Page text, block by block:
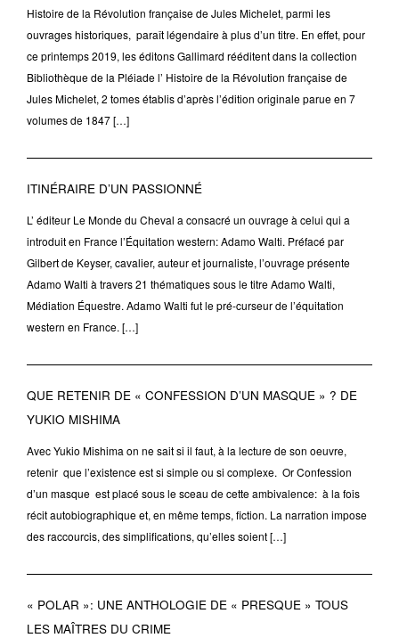
Histoire de la Révolution française de Jules Michelet, parmi les
ouvrages historiques, paraît légendaire à plus d’un titre. En effet, pour
ce printemps 2019, les éditons Gallimard rééditent dans la collection
Bibliothèque de la Pléiade l’ Histoire de la Révolution française de
Jules Michelet, 2 tomes établis d’après l’édition originale parue en 7
volumes de 1847 […]
ITINÉRAIRE D’UN PASSIONNÉ
L’ éditeur Le Monde du Cheval a consacré un ouvrage à celui qui a
introduit en France l’Équitation western: Adamo Walti. Préfacé par
Gilbert de Keyser, cavalier, auteur et journaliste, l’ouvrage présente
Adamo Walti à travers 21 thématiques sous le titre Adamo Walti,
Médiation Équestre. Adamo Walti fut le pré-curseur de l’équitation
western en France. […]
QUE RETENIR DE « CONFESSION D’UN MASQUE » ? DE
YUKIO MISHIMA
Avec Yukio Mishima on ne sait si il faut, à la lecture de son oeuvre,
retenir que l’existence est si simple ou si complexe. Or Confession
d’un masque est placé sous le sceau de cette ambivalence: à la fois
récit autobiographique et, en même temps, fiction. La narration impose
des raccourcis, des simplifications, qu’elles soient […]
« POLAR »: UNE ANTHOLOGIE DE « PRESQUE » TOUS
LES MAÎTRES DU CRIME